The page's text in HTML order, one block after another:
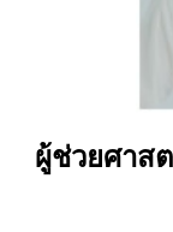
ผู้ช่วยศาส